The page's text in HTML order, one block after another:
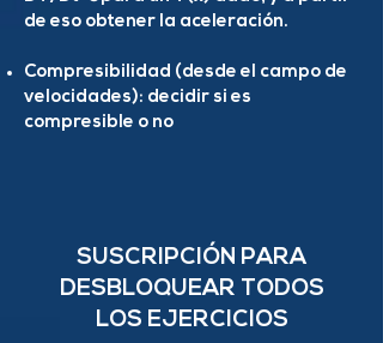
de eso obtener la aceleración.
Compresibilidad (desde el campo de
velocidades): decidir si es
compresible o no
SUSCRIPCIÓN PARA
DESBLOQUEAR TODOS
LOS EJERCICIOS